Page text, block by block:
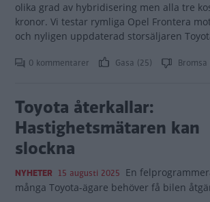
olika grad av hybridisering men alla tre
kronor. Vi testar rymliga Opel Frontera
och nyligen uppdaterad storsäljaren
0 kommentarer Gasa (25) Bromsa
Toyota återkallar:
Hastighetsmätaren kan
slockna
NYHETER 15 augusti 2025 En
många Toyota-ägare behöver få bilen